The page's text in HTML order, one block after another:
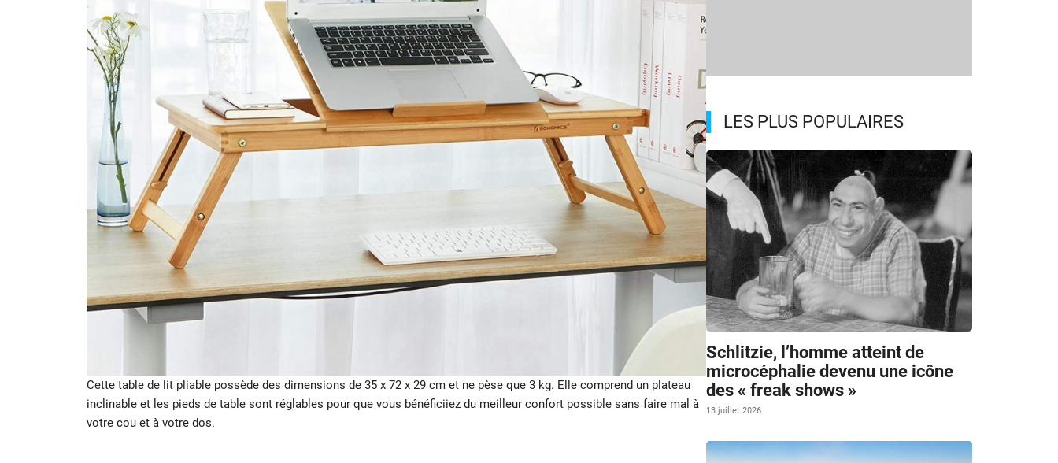
Cette table de lit pliable possède des dimensions de 35 x 72 x 29 cm et ne pèse que 3 kg. Elle comprend un plateau
inclinable et les pieds de table sont réglables pour que vous bénéficiiez du meilleur confort possible sans faire mal à
votre cou et à votre dos.
LES PLUS POPULAIRES
Schlitzie, l’homme atteint de
microcéphalie devenu une icône
des « freak shows »
13 juillet 2026